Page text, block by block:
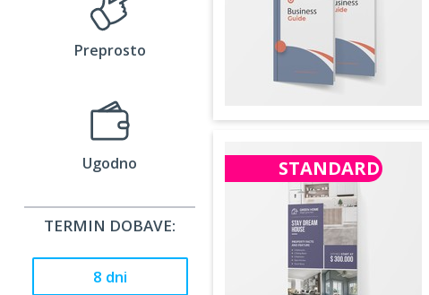
Preprosto
Ugodno
TERMIN DOBAVE:
8 dni
STANDARD